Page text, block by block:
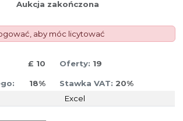
Aukcja zakończona
aby móc licytować
£ 10 Oferty: 19
18% Stawka VAT: 20%
Excel